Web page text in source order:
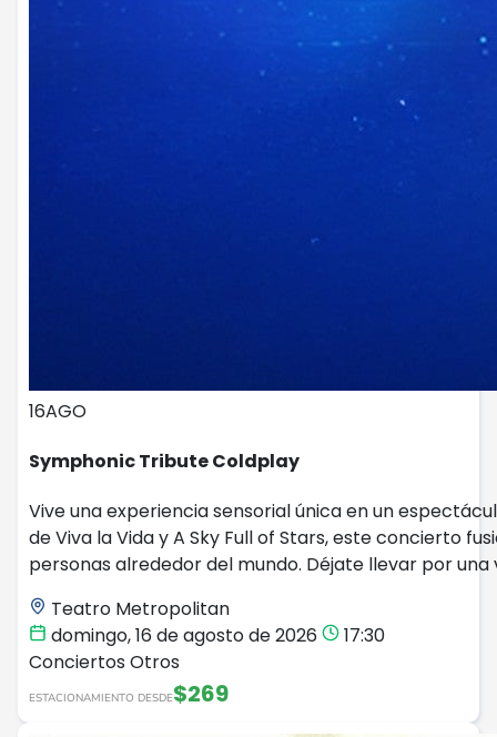
16AGO
Symphonic Tribute Coldplay
Vive una experiencia sensorial única en un
de Viva la Vida y A Sky Full of Stars, este concierto
personas alrededor del mundo. Déjate llevar por
Teatro Metropolitan
domingo, 16 de agosto de 2026
17:30
Conciertos Otros
ESTACIONAMIENTO DESDE$269